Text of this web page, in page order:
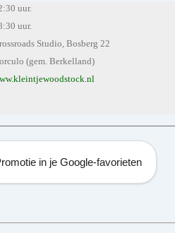
uur.
uur.
Studio, Bosberg 22
(gem. Berkelland)
in je Google-favorieten